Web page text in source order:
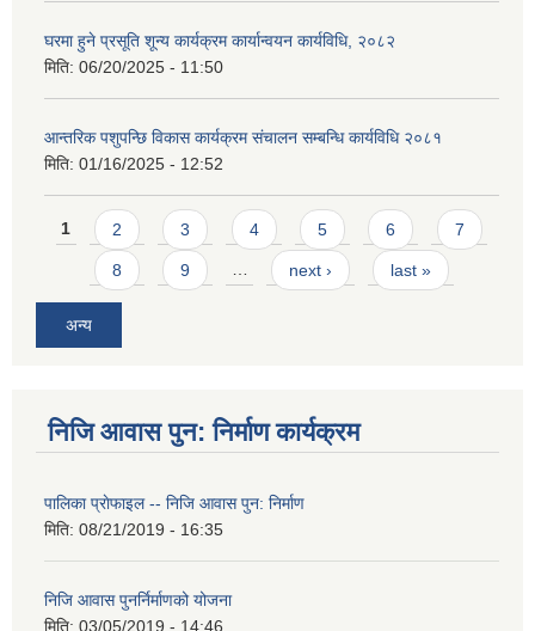
घरमा हुने प्रसूति शून्य कार्यक्रम कार्यान्वयन कार्यविधि, २०८२
मिति: 06/20/2025 - 11:50
आन्तरिक पशुपन्छि विकास कार्यक्रम संचालन सम्बन्धि कार्यविधि २०८१
मिति: 01/16/2025 - 12:52
Pages
1 2 3 4 5 6 7
8 9 … next › last »
अन्य
निजि आवास पुन: निर्माण कार्यक्रम
पालिका प्राेफाइल -- निजि आवास पुन: निर्माण
मिति: 08/21/2019 - 16:35
निजि आवास पुनर्निर्माणको योजना
मिति: 03/05/2019 - 14:46